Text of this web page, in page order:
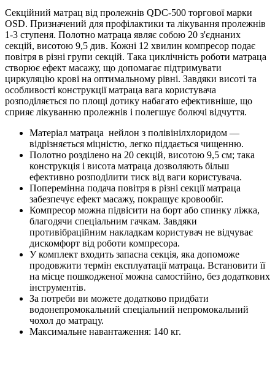
Секційний матрац від пролежнів QDC-500 торгової марки
OSD. Призначений для профілактики та лікування пролежнів
1-3 ступеня. Полотно матраца являє собою 20 з'єднаних
секцій, висотою 9,5 див. Кожні 12 хвилин компресор подає
повітря в різні групи секцій. Така циклічність роботи матраца
створює ефект масажу, що допомагає підтримувати
циркуляцію крові на оптимальному рівні. Завдяки висоті та
особливості конструкції матраца вага користувача
розподіляється по площі дотику набагато ефективніше, що
сприяє лікуванню пролежнів і полегшує болючі відчуття.
Матеріал матраца нейлон з полівінілхлоридом —
відрізняється міцністю, легко піддається чищенню.
Полотно розділено на 20 секцій, висотою 9,5 см; така
конструкція і висота матраца дозволяють більш
ефективно розподілити тиск від ваги користувача.
Поперемінна подача повітря в різні секції матраца
забезпечує ефект масажу, покращує кровообіг.
Компресор можна підвісити на борт або спинку ліжка,
благодячи спеціальним гачкам. Завдяки
противібраційним накладкам користувач не відчуває
дискомфорт від роботи компресора.
У комплект входить запасна секція, яка допоможе
продовжити термін експлуатації матраца. Встановити її
на місце пошкодженої можна самостійно, без додаткових
інструментів.
За потреби ви можете додатково придбати
водонепромокальний спеціальний непромокальний
чохол до матрацу.
Максимальне навантаження: 140 кг.